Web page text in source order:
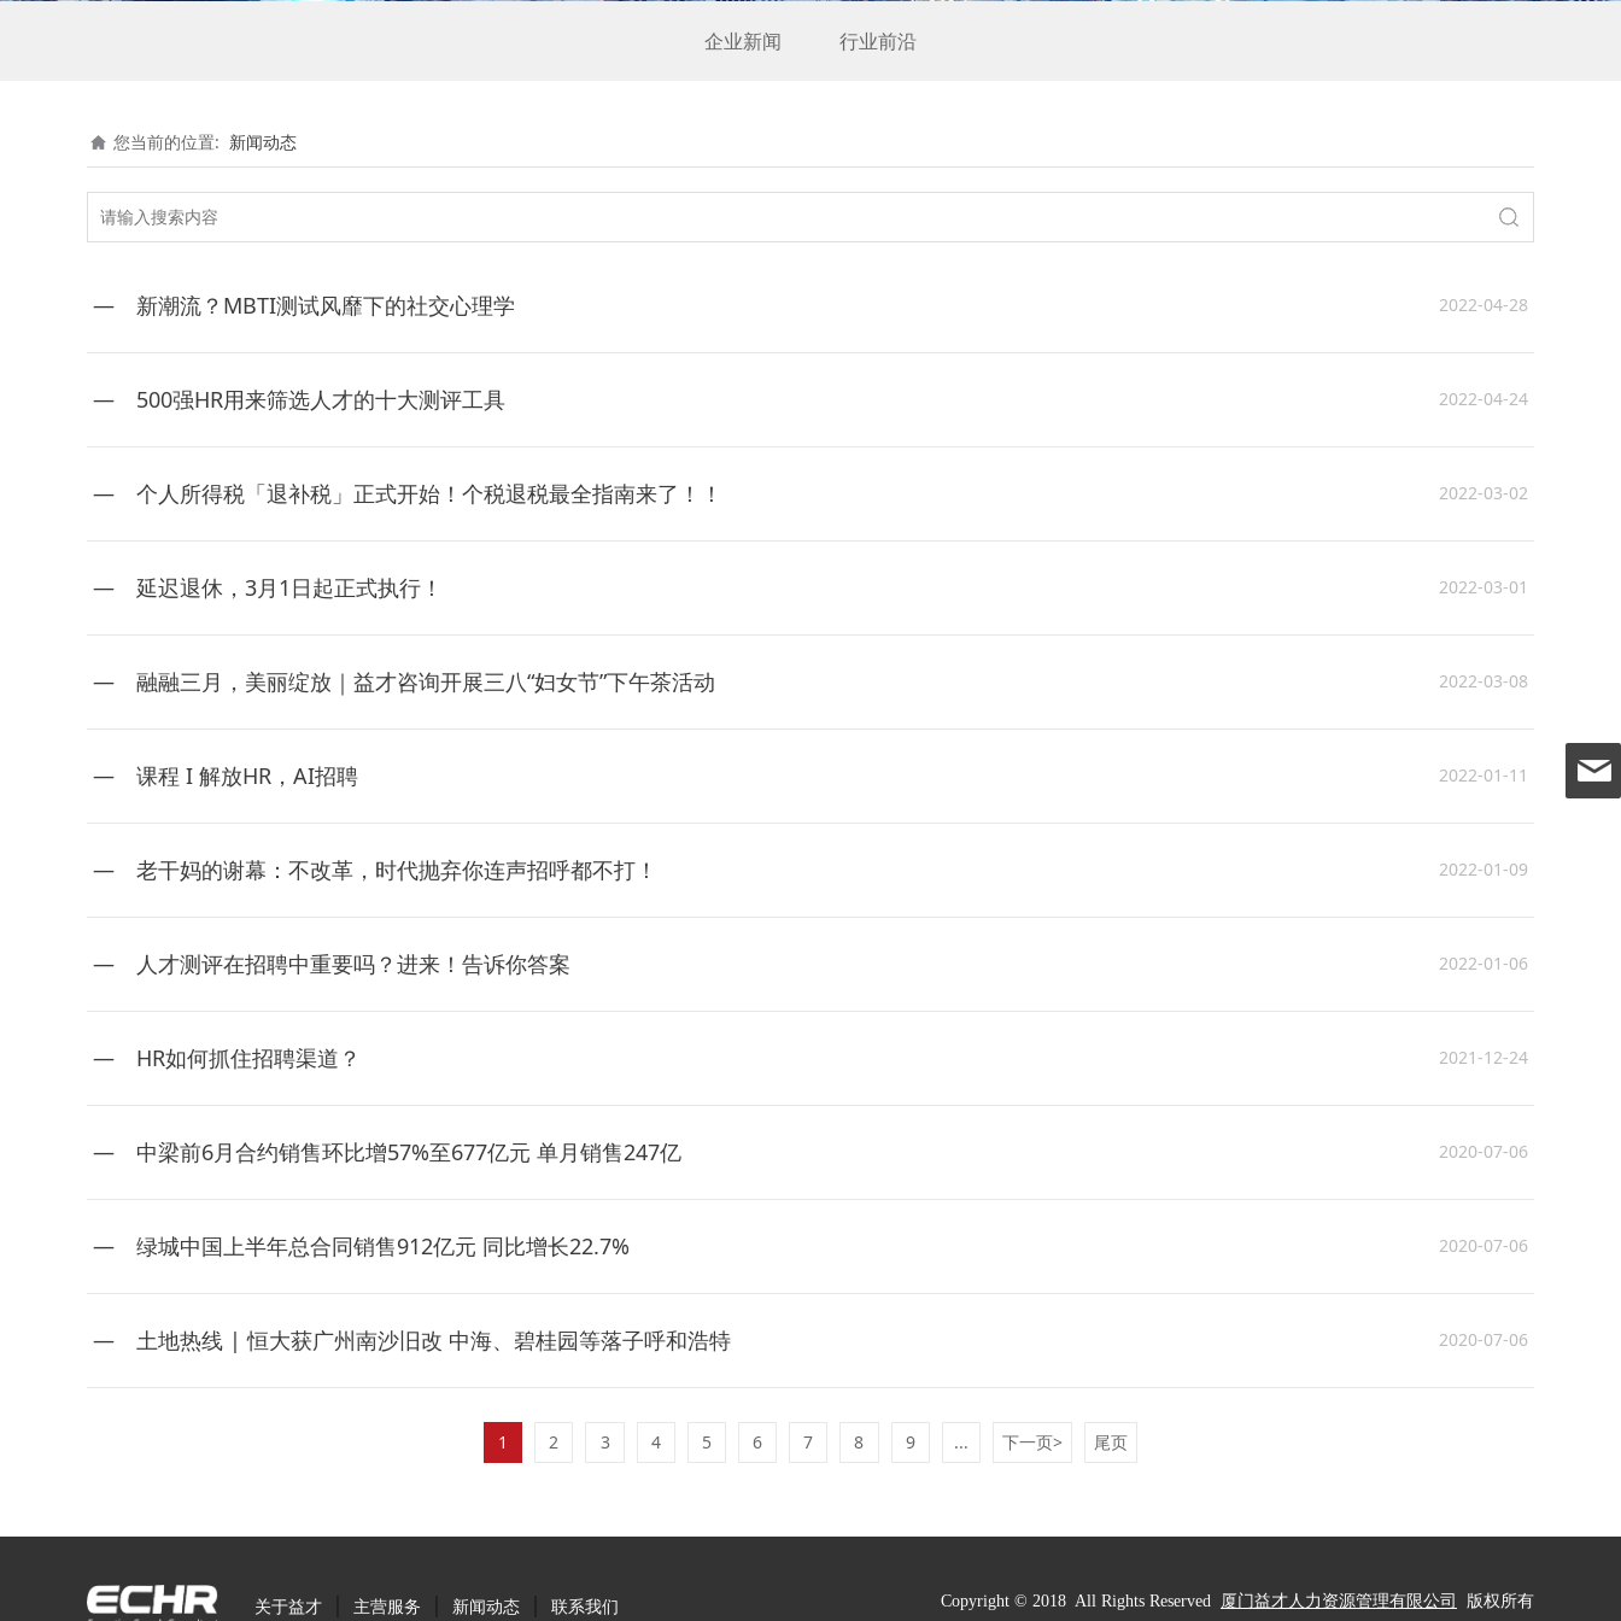
企业新闻 行业前沿
您当前的位置: 新闻动态
新潮流？MBTI测试风靡下的社交心理学 2022-04-28
500强HR用来筛选人才的十大测评工具 2022-04-24
个人所得税「退补税」正式开始！个税退税最全指南来了！！ 2022-03-02
延迟退休，3月1日起正式执行！ 2022-03-01
融融三月，美丽绽放｜益才咨询开展三八“妇女节”下午茶活动 2022-03-08
课程 I 解放HR，AI招聘 2022-01-11
老干妈的谢幕：不改革，时代抛弃你连声招呼都不打！ 2022-01-09
人才测评在招聘中重要吗？进来！告诉你答案 2022-01-06
HR如何抓住招聘渠道？ 2021-12-24
中梁前6月合约销售环比增57%至677亿元 单月销售247亿 2020-07-06
绿城中国上半年总合同销售912亿元 同比增长22.7% 2020-07-06
土地热线 | 恒大获广州南沙旧改 中海、碧桂园等落子呼和浩特 2020-07-06
1 2 3 4 5 6 7 8 9 ... 下一页> 尾页
关于益才 主营服务 新闻动态 联系我们 Copyright © 2018 All Rights Reserved 厦门益才人力资源管理有限公司 版权所有